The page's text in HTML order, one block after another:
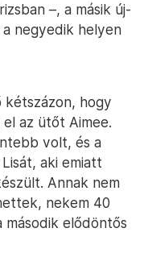
–, a másik új-
negyedik helyen
kétszázon, hogy
az ütőt Aimee.
volt, és a
aki emiatt
Annak nem
nekem 40
elődöntős